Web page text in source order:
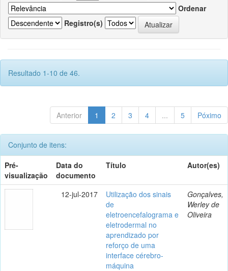
Ordenar
Registro(s)
Resultado 1-10 de 46.
Anterior 1 2 3 4 ... 5 Póximo
Conjunto de itens:
Pré-
visualização
Data do
documento
Título Autor(es)
12-jul-2017
Utilização dos sinais
de
eletroencefalograma e
eletrodermal no
aprendizado por
reforço de uma
interface cérebro-
máquina
Gonçalves,
Werley de
Oliveira